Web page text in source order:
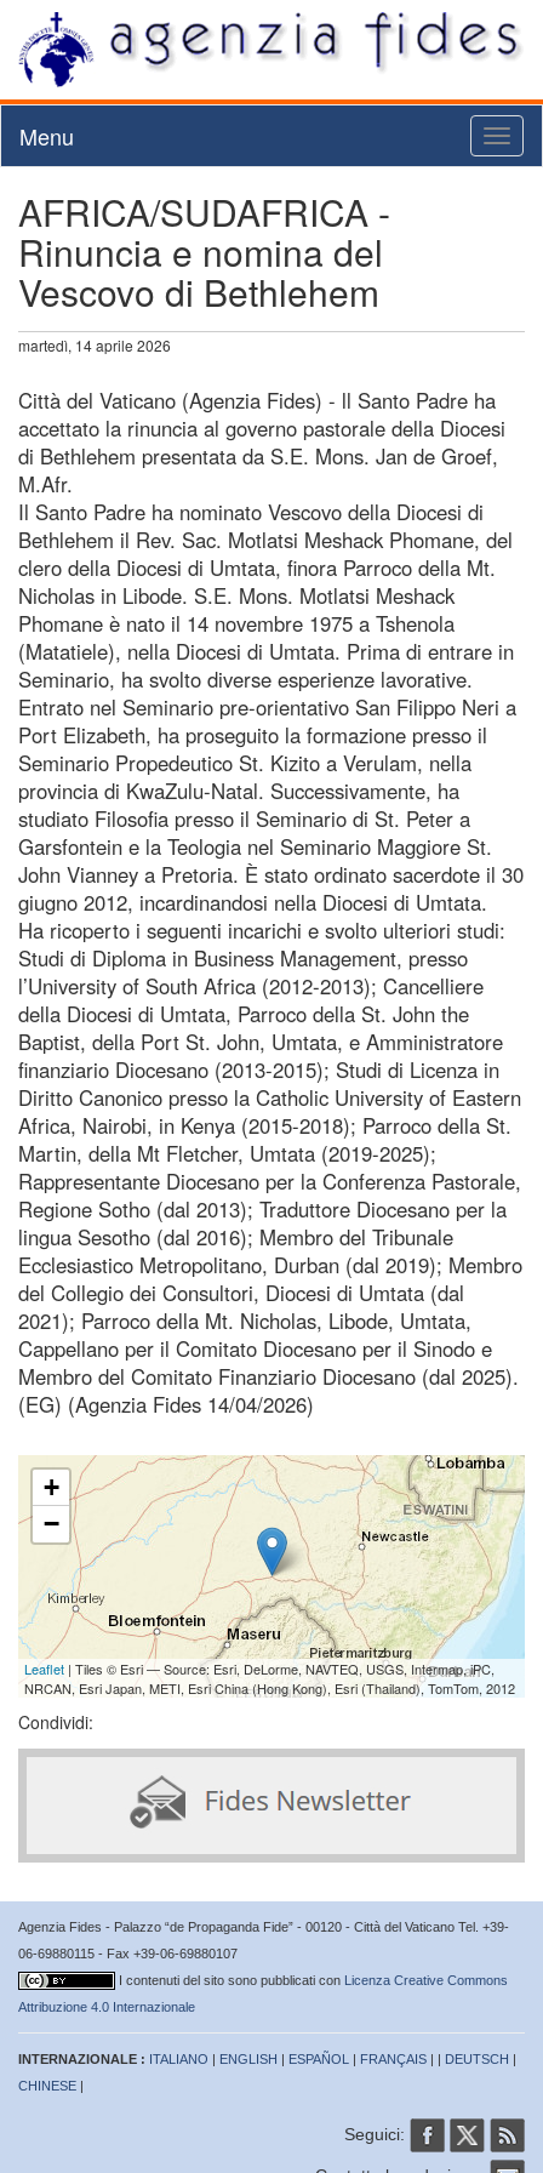
Menu
AFRICA/SUDAFRICA -
Rinuncia e nomina del
Vescovo di Bethlehem
martedì, 14 aprile 2026
Città del Vaticano (Agenzia Fides) - ll Santo Padre ha
accettato la rinuncia al governo pastorale della Diocesi
di Bethlehem presentata da S.E. Mons. Jan de Groef,
M.Afr.
Il Santo Padre ha nominato Vescovo della Diocesi di
Bethlehem il Rev. Sac. Motlatsi Meshack Phomane, del
clero della Diocesi di Umtata, finora Parroco della Mt.
Nicholas in Libode. S.E. Mons. Motlatsi Meshack
Phomane è nato il 14 novembre 1975 a Tshenola
(Matatiele), nella Diocesi di Umtata. Prima di entrare in
Seminario, ha svolto diverse esperienze lavorative.
Entrato nel Seminario pre-orientativo San Filippo Neri a
Port Elizabeth, ha proseguito la formazione presso il
Seminario Propedeutico St. Kizito a Verulam, nella
provincia di KwaZulu-Natal. Successivamente, ha
studiato Filosofia presso il Seminario di St. Peter a
Garsfontein e la Teologia nel Seminario Maggiore St.
John Vianney a Pretoria. È stato ordinato sacerdote il 30
giugno 2012, incardinandosi nella Diocesi di Umtata.
Ha ricoperto i seguenti incarichi e svolto ulteriori studi:
Studi di Diploma in Business Management, presso
l’University of South Africa (2012-2013); Cancelliere
della Diocesi di Umtata, Parroco della St. John the
Baptist, della Port St. John, Umtata, e Amministratore
finanziario Diocesano (2013-2015); Studi di Licenza in
Diritto Canonico presso la Catholic University of Eastern
Africa, Nairobi, in Kenya (2015-2018); Parroco della St.
Martin, della Mt Fletcher, Umtata (2019-2025);
Rappresentante Diocesano per la Conferenza Pastorale,
Regione Sotho (dal 2013); Traduttore Diocesano per la
lingua Sesotho (dal 2016); Membro del Tribunale
Ecclesiastico Metropolitano, Durban (dal 2019); Membro
del Collegio dei Consultori, Diocesi di Umtata (dal
2021); Parroco della Mt. Nicholas, Libode, Umtata,
Cappellano per il Comitato Diocesano per il Sinodo e
Membro del Comitato Finanziario Diocesano (dal 2025).
(EG) (Agenzia Fides 14/04/2026)
+
−
Leaflet | Tiles © Esri — Source: Esri, DeLorme, NAVTEQ, USGS, Intermap, iPC,
NRCAN, Esri Japan, METI, Esri China (Hong Kong), Esri (Thailand), TomTom, 2012
Condividi:
Agenzia Fides - Palazzo “de Propaganda Fide” - 00120 - Città del Vaticano Tel. +39-
06-69880115 - Fax +39-06-69880107
I contenuti del sito sono pubblicati con Licenza Creative Commons
Attribuzione 4.0 Internazionale
INTERNAZIONALE : ITALIANO | ENGLISH | ESPAÑOL | FRANÇAIS | | DEUTSCH |
CHINESE |
Seguici: